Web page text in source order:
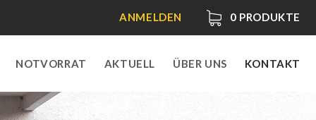
0 PRODUKTE
ANMELDEN
NOTVORRAT AKTUELL ÜBER UNS KONTAKT